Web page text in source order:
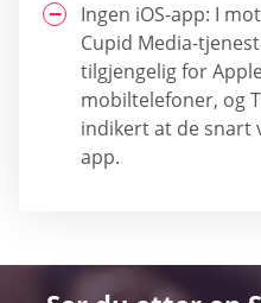
Ingen iOS-app: I
Cupid Media-
tilgjengelig for
mobiltelefoner, og
indikert at de snart
app.